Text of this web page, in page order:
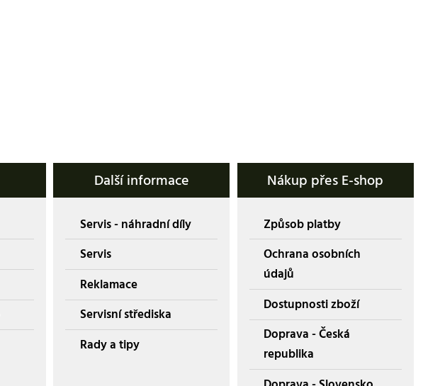
Další informace
Servis - náhradní díly
Servis
Reklamace
Servisní střediska
Rady a tipy
Nákup přes E-shop
Způsob platby
Ochrana osobních
údajů
Dostupnosti zboží
Doprava - Česká
republika